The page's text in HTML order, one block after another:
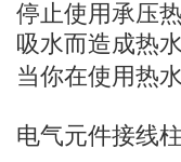
停止使用承压
吸水而造成热
当你在使用热
电气元件接线